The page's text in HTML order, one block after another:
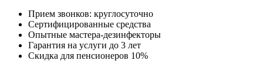
Прием звонков: круглосуточно
Сертифицированные средства
Опытные мастера-дезинфекторы
Гарантия на услуги до 3 лет
Скидка для пенсионеров 10%